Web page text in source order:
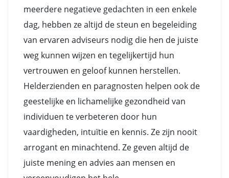
meerdere negatieve gedachten in een enkele
dag, hebben ze altijd de steun en begeleiding
van ervaren adviseurs nodig die hen de juiste
weg kunnen wijzen en tegelijkertijd hun
vertrouwen en geloof kunnen herstellen.
Helderzienden en paragnosten helpen ook de
geestelijke en lichamelijke gezondheid van
individuen te verbeteren door hun
vaardigheden, intuïtie en kennis. Ze zijn nooit
arrogant en minachtend. Ze geven altijd de
juiste mening en advies aan mensen en